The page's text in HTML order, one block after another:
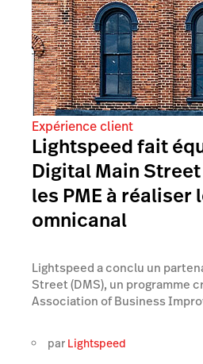
Expérience client
Lightspeed fait
Digital Main
les PME à
omnicanal
Lightspeed a conclu un
Street (DMS), un programme
Association of Business
par Lightspeed